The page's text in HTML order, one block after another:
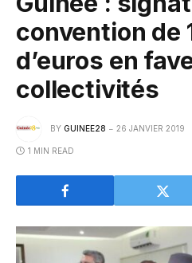
convention de
d’euros en
collectivités
BY GUINEE28 26 JANVIER 2019
1 MIN READ